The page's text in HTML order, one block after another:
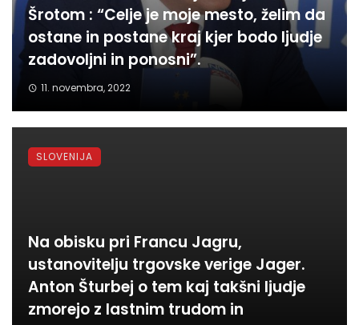
Šrotom : “Celje je moje mesto, želim da
ostane in postane kraj kjer bodo ljudje
zadovoljni in ponosni”.
11. novembra, 2022
Na obisku pri Francu Jagru,
ustanovitelju trgovske verige Jager.
Anton Šturbej o tem kaj takšni ljudje
zmorejo z lastnim trudom in
SLOVENIJA